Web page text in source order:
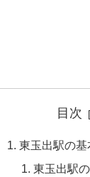
目次
東玉出駅の基
東玉出駅